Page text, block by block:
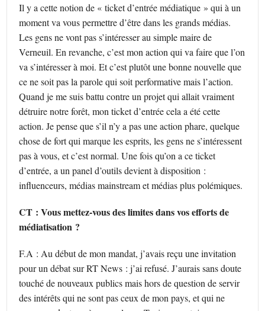
Il y a cette notion de « ticket d’entrée médiatique » qui à un
moment va vous permettre d’être dans les grands médias.
Les gens ne vont pas s’intéresser au simple maire de
Verneuil. En revanche, c’est mon action qui va faire que l’on
va s’intéresser à moi. Et c’est plutôt une bonne nouvelle que
ce ne soit pas la parole qui soit performative mais l’action.
Quand je me suis battu contre un projet qui allait vraiment
détruire notre forêt, mon ticket d’entrée cela a été cette
action. Je pense que s’il n’y a pas une action phare, quelque
chose de fort qui marque les esprits, les gens ne s’intéressent
pas à vous, et c’est normal. Une fois qu’on a ce ticket
d’entrée, a un panel d’outils devient à disposition :
influenceurs, médias mainstream et médias plus polémiques.
CT : Vous mettez-vous des limites dans vos efforts de
médiatisation ?
F.A : Au début de mon mandat, j’avais reçu une invitation
pour un débat sur RT News : j’ai refusé. J’aurais sans doute
touché de nouveaux publics mais hors de question de servir
des intérêts qui ne sont pas ceux de mon pays, et qui ne